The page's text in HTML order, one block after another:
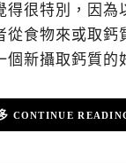
得很特別，因為
從食物來或取鈣
個新攝取鈣質的
CONTINUE